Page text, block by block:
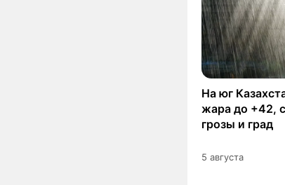
На юг
жара до +42,
грозы и град
5 августа